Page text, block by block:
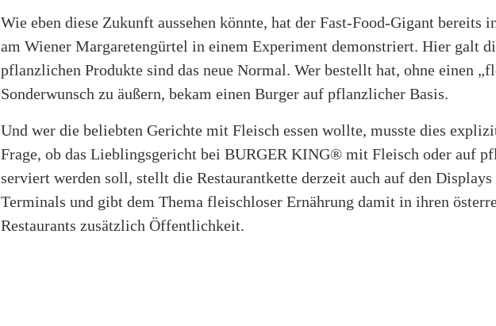
Wie eben diese Zukunft aussehen könnte, hat der Fast-Food-Gigant bereits
am Wiener Margaretengürtel in einem Experiment demonstriert. Hier galt
pflanzlichen Produkte sind das neue Normal. Wer bestellt hat, ohne einen
Sonderwunsch zu äußern, bekam einen Burger auf pflanzlicher Basis.
Und wer die beliebten Gerichte mit Fleisch essen wollte, musste dies
Frage, ob das Lieblingsgericht bei BURGER KING® mit Fleisch oder auf
serviert werden soll, stellt die Restaurantkette derzeit auch auf den
Terminals und gibt dem Thema fleischloser Ernährung damit in ihren
Restaurants zusätzlich Öffentlichkeit.